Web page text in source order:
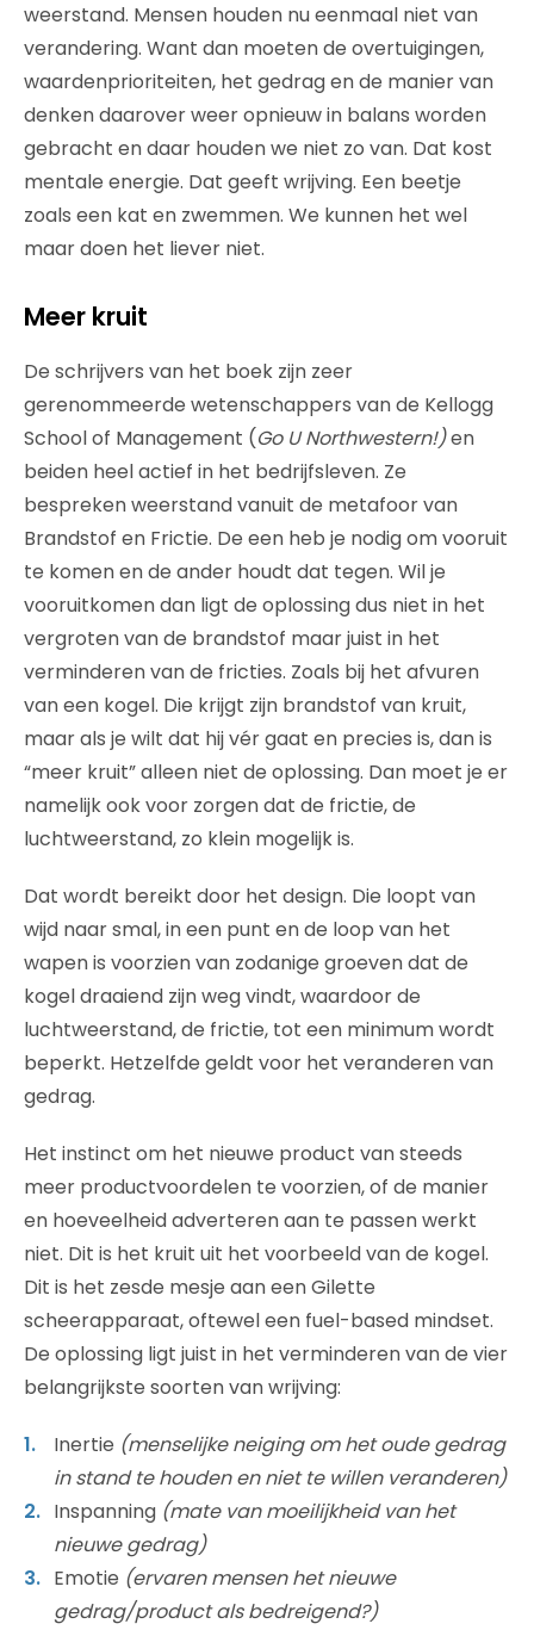
weerstand. Mensen houden nu eenmaal niet van
verandering. Want dan moeten de overtuigingen,
waardenprioriteiten, het gedrag en de manier van
denken daarover weer opnieuw in balans worden
gebracht en daar houden we niet zo van. Dat kost
mentale energie. Dat geeft wrijving. Een beetje
zoals een kat en zwemmen. We kunnen het wel
maar doen het liever niet.
Meer kruit
De schrijvers van het boek zijn zeer
gerenommeerde wetenschappers van de Kellogg
School of Management (Go U Northwestern!)en
beiden heel actief in het bedrijfsleven. Ze
bespreken weerstand vanuit de metafoor van
Brandstof en Frictie. De een heb je nodig om vooruit
te komen en de ander houdt dat tegen. Wil je
vooruitkomen dan ligt de oplossing dus niet in het
vergroten van de brandstof maar juist in het
verminderen van de fricties. Zoals bij het afvuren
van een kogel. Die krijgt zijn brandstof van kruit,
maar als je wilt dat hij vér gaat en precies is, dan is
“meer kruit” alleen niet de oplossing. Dan moet je er
namelijk ook voor zorgen dat de frictie, de
luchtweerstand, zo klein mogelijk is.
Dat wordt bereikt door het design. Die loopt van
wijd naar smal, in een punt en de loop van het
wapen is voorzien van zodanige groeven dat de
kogel draaiend zijn weg vindt, waardoor de
luchtweerstand, de frictie, tot een minimum wordt
beperkt. Hetzelfde geldt voor het veranderen van
gedrag.
Het instinct om het nieuwe product van steeds
meer productvoordelen te voorzien, of de manier
en hoeveelheid adverteren aan te passen werkt
niet. Dit is het kruit uit het voorbeeld van de kogel.
Dit is het zesde mesje aan een Gilette
scheerapparaat, oftewel een fuel-based mindset.
De oplossing ligt juist in het verminderen van de vier
belangrijkste soorten van wrijving:
Inertie (menselijke neiging om het oude gedrag
in stand te houden en niet te willen veranderen)
Inspanning (mate van moeilijkheid van het
nieuwe gedrag)
Emotie (ervaren mensen het nieuwe
gedrag/product als bedreigend?)